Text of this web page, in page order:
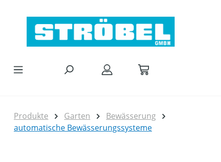
Produkte Garten
Bewässerung
automatische Bewässerungssysteme